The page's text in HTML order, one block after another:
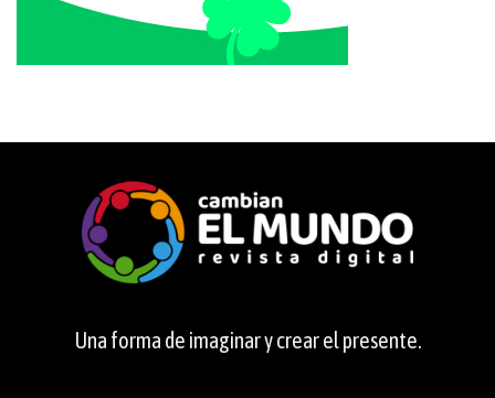
Una forma de imaginar y crear el presente.